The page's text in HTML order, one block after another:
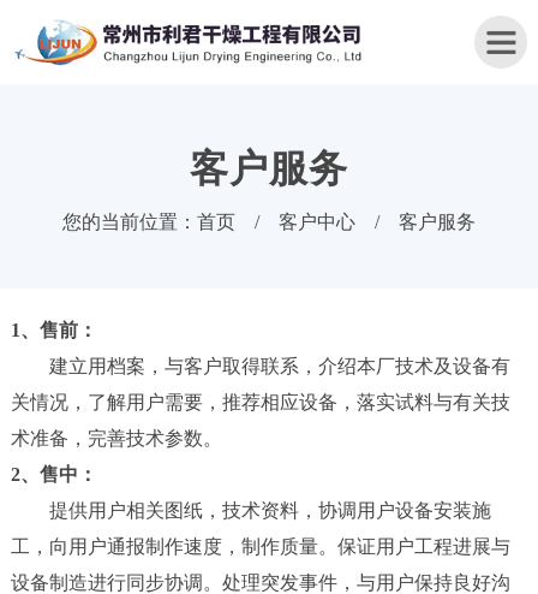
页
于
们
产
中
心
新
客户服务
您的当前位置： 首页 / 客户中心 / 客户服务
1、售前：
建立用档案，与客户取得联系，介绍本厂技术及设备有
关情况，了解用户需要，推荐相应设备，落实试料与有关技
术准备，完善技术参数。
2、售中：
提供用户相关图纸，技术资料，协调用户设备安装施
工，向用户通报制作速度，制作质量。保证用户工程进展与
设备制造进行同步协调。处理突发事件，与用户保持良好沟